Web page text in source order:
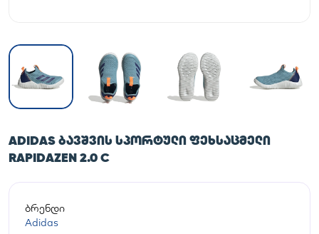
ADIDAS ᲑᲐᲕᲨᲕᲘᲡ ᲡᲞᲝᲠᲢᲣᲚᲘ ᲤᲔᲮᲡᲐᲪᲛᲔᲚᲘ
RAPIDAZEN 2.0 C
ბრენდი
Adidas